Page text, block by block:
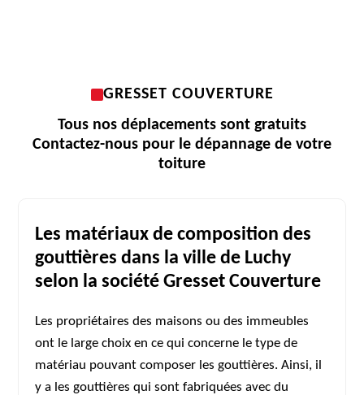
GRESSET COUVERTURE
Tous nos déplacements sont gratuits
Contactez-nous pour le dépannage de votre
toiture
Les matériaux de composition des
gouttières dans la ville de Luchy
selon la société Gresset Couverture
Les propriétaires des maisons ou des immeubles
ont le large choix en ce qui concerne le type de
matériau pouvant composer les gouttières. Ainsi, il
y a les gouttières qui sont fabriquées avec du